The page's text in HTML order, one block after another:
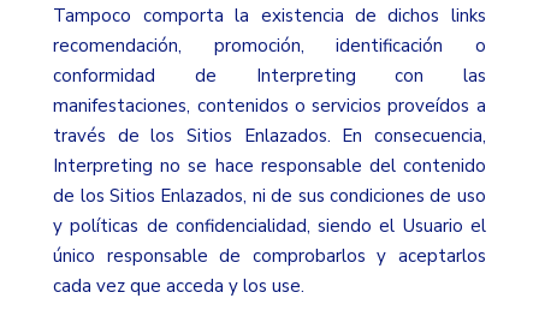
Tampoco comporta la existencia de dichos links
recomendación, promoción, identificación o
conformidad de Interpreting con las
manifestaciones, contenidos o servicios proveídos a
través de los Sitios Enlazados. En consecuencia,
Interpreting no se hace responsable del contenido
de los Sitios Enlazados, ni de sus condiciones de uso
y políticas de confidencialidad, siendo el Usuario el
único responsable de comprobarlos y aceptarlos
cada vez que acceda y los use.